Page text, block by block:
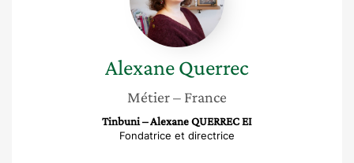
AlexaneQuerrec
Métier– France
Tinbuni – Alexane QUERREC EI
Fondatrice et directrice